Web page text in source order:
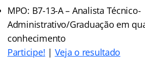
MPO: B7-13-A – Analista Técnico-
Administrativo/Graduação em
conhecimento
Participe! | Veja o resultado